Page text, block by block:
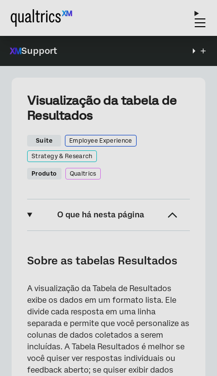
Support
Visualização da tabela de
Resultados
Suite Employee Experience
Strategy & Research
Produto Qualtrics
O que há nesta página
Personalização
Perguntas frequentes
Sobre as tabelas Resultados
A visualização da Tabela de Resultados
exibe os dados em um formato lista. Ele
divide cada resposta em uma linha
separada e permite que você personalize as
colunas de dados coletados a serem
incluídas. A Tabela Resultados é melhor se
você quiser ver respostas individuais ou
feedback aberto; se quiser exibir dados